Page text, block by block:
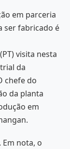
em parceria
ser fabricado é
visita nesta
da
chefe do
da planta
em
Em nota, o